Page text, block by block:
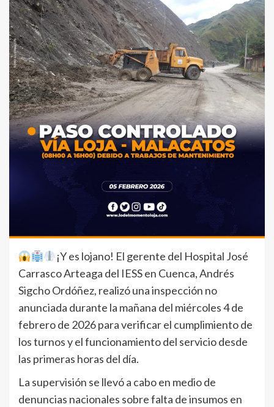
¡Y es lojano! El gerente del Hospital José
Carrasco Arteaga del IESS en Cuenca, Andrés
Sigcho Ordóñez, realizó una inspección no
anunciada durante la mañana del miércoles 4 de
febrero de 2026 para verificar el cumplimiento de
los turnos y el funcionamiento del servicio desde
las primeras horas del día.
La supervisión se llevó a cabo en medio de
denuncias nacionales sobre falta de insumos en